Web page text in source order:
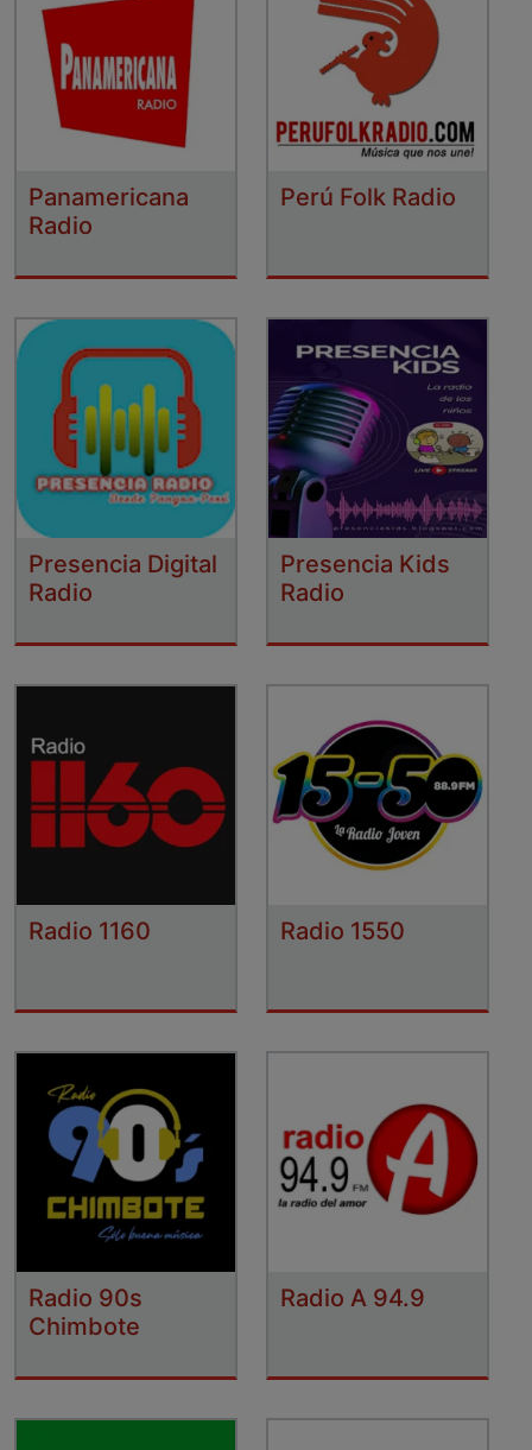
Panamericana
Radio
Perú Folk Radio
Presencia Digital
Radio
Presencia Kids
Radio
Radio 1160 Radio 1550
Radio 90s
Chimbote
Radio A 94.9